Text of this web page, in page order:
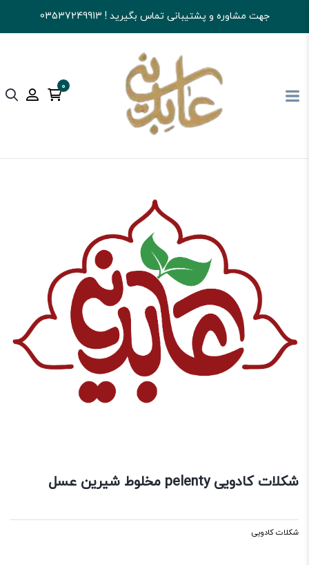
جهت مشاوره و پشتیبانی تماس بگیرید ! 03537249913
0
آجیل و خشکبار عابدینی شکلات شکلات کادویی
شکلات کادویی pelenty مخلوط شیرین عسل
شکلات کادویی